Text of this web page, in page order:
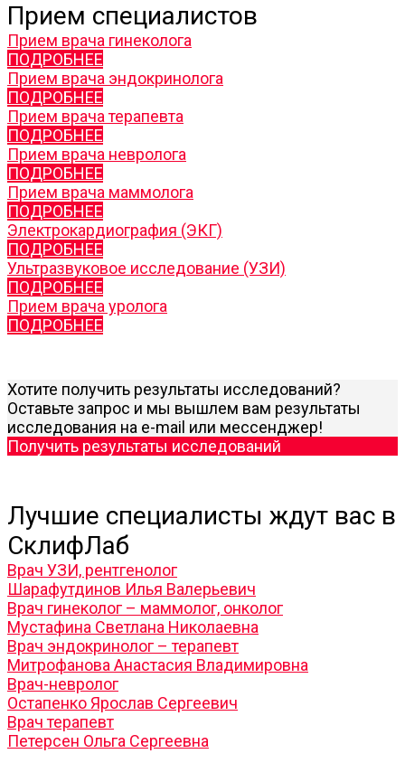
Прием специалистов
Прием врача гинеколога
ПОДРОБНЕЕ
Прием врача эндокринолога
ПОДРОБНЕЕ
Прием врача терапевта
ПОДРОБНЕЕ
Прием врача невролога
ПОДРОБНЕЕ
Прием врача маммолога
ПОДРОБНЕЕ
Электрокардиография (ЭКГ)
ПОДРОБНЕЕ
Ультразвуковое исследование (УЗИ)
ПОДРОБНЕЕ
Прием врача уролога
ПОДРОБНЕЕ
Хотите получить результаты исследований?
Оставьте запрос и мы вышлем вам результаты
исследования на e-mail или мессенджер!
Получить результаты исследований
Лучшие специалисты ждут вас в
СклифЛаб
Врач УЗИ, рентгенолог
Шарафутдинов Илья Валерьевич
Врач гинеколог – маммолог, онколог
Мустафина Светлана Николаевна
Врач эндокринолог – терапевт
Митрофанова Анастасия Владимировна
Врач-невролог
Остапенко Ярослав Сергеевич
Врач терапевт
Петерсен Ольга Сергеевна